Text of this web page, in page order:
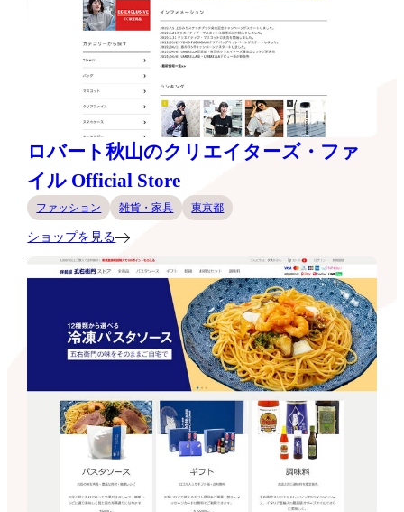
ロバート秋山のクリエイターズ・ファ
イル Official Store
ファッション 雑貨・家具 東京都
ショップを見る